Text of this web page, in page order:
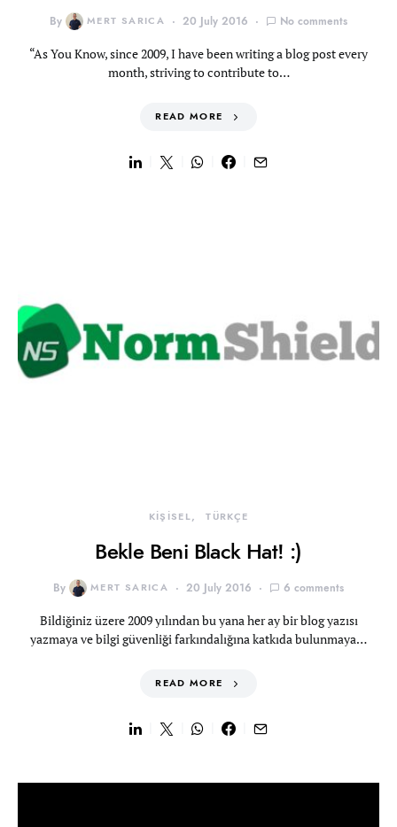
By MERT SARICA 20 July 2016 No comments
“As You Know, since 2009, I have been writing a blog post every
month, striving to contribute to…
READ MORE
KİŞİSEL TÜRKÇE
Bekle Beni Black Hat! :)
By MERT SARICA 20 July 2016 6 comments
Bildiğiniz üzere 2009 yılından bu yana her ay bir blog yazısı
yazmaya ve bilgi güvenliği farkındalığına katkıda bulunmaya…
READ MORE